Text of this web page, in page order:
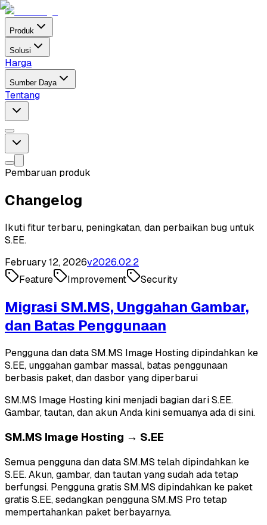
Produk
Solusi
Harga
Sumber Daya
Tentang
Pembaruan produk
Changelog
Ikuti fitur terbaru, peningkatan, dan perbaikan bug untuk
S.EE.
February 12, 2026v2026.02.2
Feature
Improvement Security
Migrasi SM.MS, Unggahan Gambar,
dan Batas Penggunaan
Pengguna dan data SM.MS Image Hosting dipindahkan ke
S.EE, unggahan gambar massal, batas penggunaan
berbasis paket, dan dasbor yang diperbarui
SM.MS Image Hosting kini menjadi bagian dari S.EE.
Gambar, tautan, dan akun Anda kini semuanya ada di sini.
SM.MS Image Hosting → S.EE
Semua pengguna dan data SM.MS telah dipindahkan ke
S.EE. Akun, gambar, dan tautan yang sudah ada tetap
berfungsi. Pengguna gratis SM.MS dipindahkan ke paket
gratis S.EE, sedangkan pengguna SM.MS Pro tetap
mempertahankan paket berbayarnya.